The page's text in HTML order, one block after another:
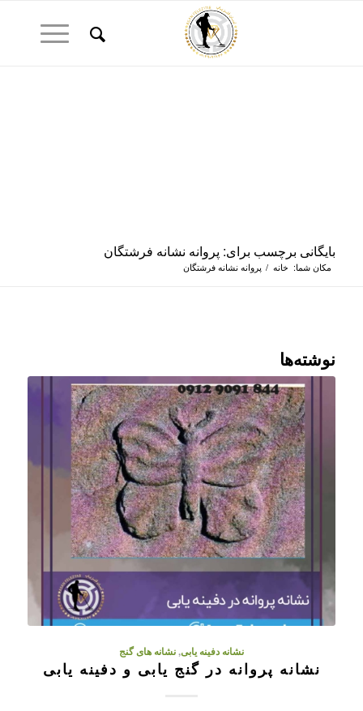
بایگانی برچسب برای: پروانه نشانه فرشتگان
مکان شما: خانه / پروانه نشانه فرشتگان
نوشته‌ها
نشانه دفینه یابی,نشانه های گنج
نشانه پروانه در گنج یابی و دفینه یابی